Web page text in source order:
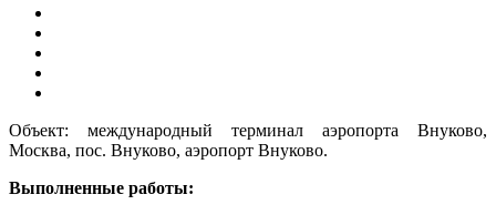
Объект: международный терминал аэропорта Внуково,
Москва, пос. Внуково, аэропорт Внуково.
Выполненные работы: